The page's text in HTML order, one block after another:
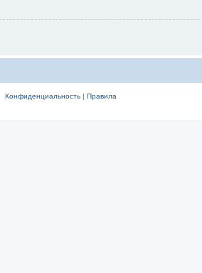
Конфиденциальность| Правила